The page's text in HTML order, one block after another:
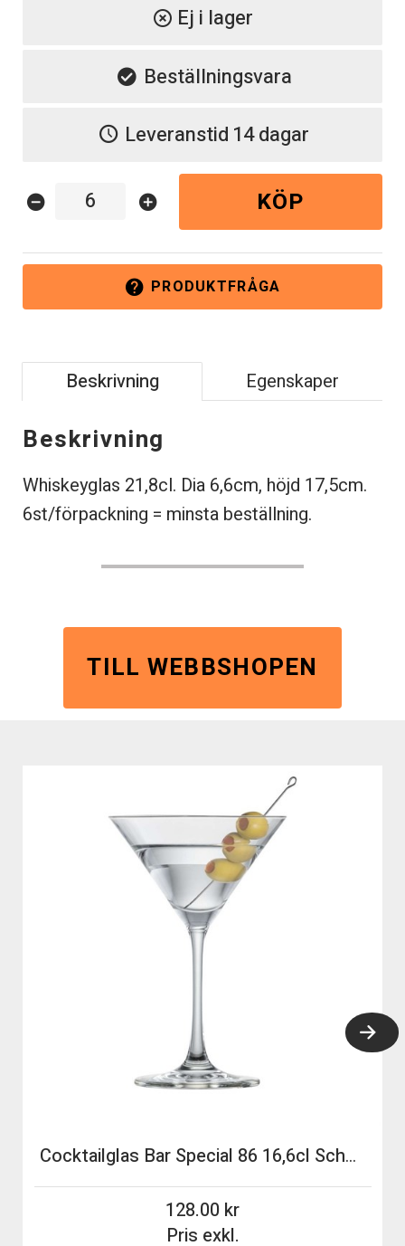
highlight_off Ej i lager
Beställningsvara
Leveranstid 14 dagar
help PRODUKTFRÅGA
remove_circle add_circle KÖP
Beskrivning Egenskaper
Beskrivning
Whiskeyglas 21,8cl. Dia 6,6cm, höjd 17,5cm.
6st/förpackning = minsta beställning.
TILL WEBBSHOPEN
Cocktailglas Bar Special 86 16,6cl Schott Zwiesel
Pris exkl.
128.00